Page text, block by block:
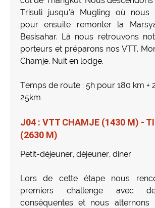
Trisuli jusqu’à Mugling où nous
pour ensuite remonter la
Besisahar. Là nous retrouvons
porteurs et préparons nos VTT.
Chamje. Nuit en lodge.
Temps de route : 5h pour 180 km
25km
J04 : VTT CHAMJE (1430 M) -
(2630 M)
Petit-déjeuner, déjeuner, diner
Lors de cette étape nous
premiers challenge avec
conséquentes et nous alternons